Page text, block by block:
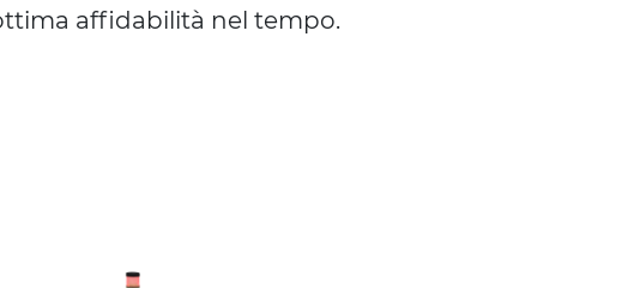
affidabilità nel tempo.